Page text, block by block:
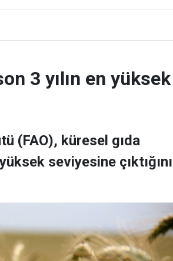
3 yılın en yüksek
(FAO), küresel gıda
seviyesine çıktığını